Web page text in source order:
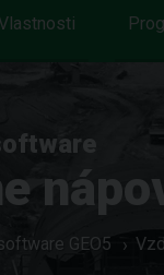
Vlastnosti
GEO5